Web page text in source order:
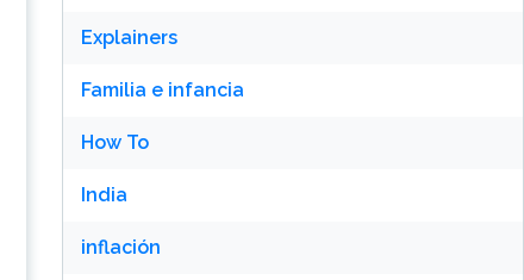
Explainers
Familia e infancia
How To
India
inflación